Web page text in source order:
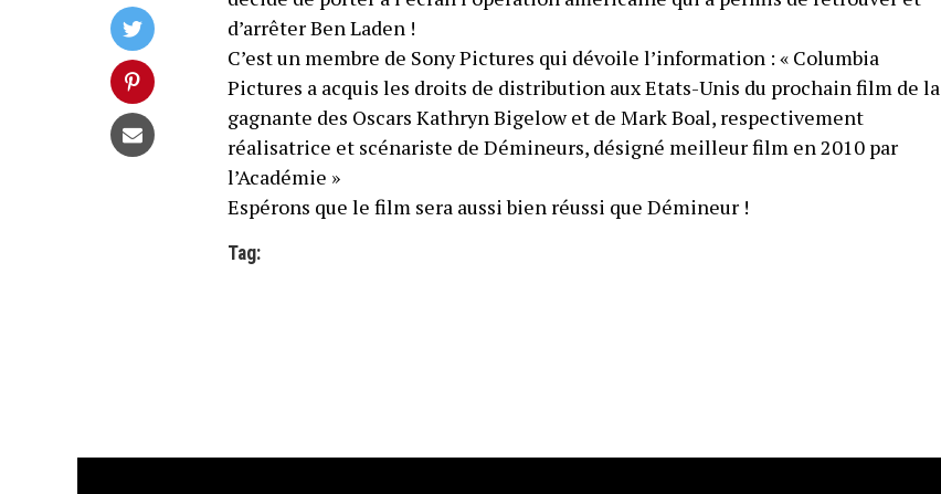
d’arrêter Ben Laden !
C’est un membre de Sony Pictures qui dévoile l’information : « Columbia
Pictures a acquis les droits de distribution aux Etats-Unis du prochain film de la
gagnante des Oscars Kathryn Bigelow et de Mark Boal, respectivement
réalisatrice et scénariste de Démineurs, désigné meilleur film en 2010 par
l’Académie »
Espérons que le film sera aussi bien réussi que Démineur !
Tag: